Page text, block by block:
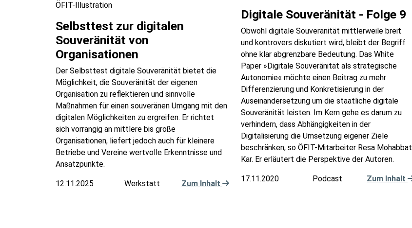
ÖFIT-Illustration
Selbsttest zur digitalen
Souveränität von
Organisationen
Der Selbsttest digitale Souveränität bietet die
Möglichkeit, die Souveränität der eigenen
Organisation zu reflektieren und sinnvolle
Maßnahmen für einen souveränen Umgang mit den
digitalen Möglichkeiten zu ergreifen. Er richtet
sich vorrangig an mittlere bis große
Organisationen, liefert jedoch auch für kleinere
Betriebe und Vereine wertvolle Erkenntnisse und
Ansatzpunkte.
12.11.2025 Werkstatt Zum Inhalt
Digitale Souveränität - Folge 9
Obwohl digitale Souveränität mittlerweile breit
und kontrovers diskutiert wird, bleibt der Begriff
ohne klar abgrenzbare Bedeutung. Das White
Paper »Digitale Souveränität als strategische
Autonomie« möchte einen Beitrag zu mehr
Differenzierung und Konkretisierung in der
Auseinandersetzung um die staatliche digitale
Souveränität leisten. Im Kern gehe es darum zu
verhindern, dass Abhängigkeiten in der
Digitalisierung die Umsetzung eigener Ziele
beschränken, so ÖFIT-Mitarbeiter Resa Mohabbat
Kar. Er erläutert die Perspektive der Autoren.
17.11.2020 Podcast Zum Inhalt